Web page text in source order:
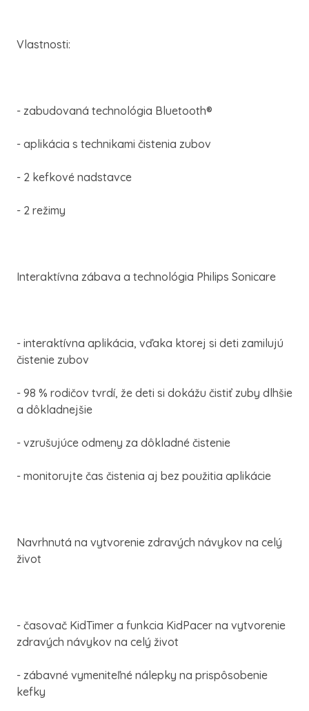
Vlastnosti:
- zabudovaná technológia Bluetooth®
- aplikácia s technikami čistenia zubov
- 2 kefkové nadstavce
- 2 režimy
Interaktívna zábava a technológia Philips Sonicare
- interaktívna aplikácia, vďaka ktorej si deti zamilujú
čistenie zubov
- 98 % rodičov tvrdí, že deti si dokážu čistiť zuby dlhšie
a dôkladnejšie
- vzrušujúce odmeny za dôkladné čistenie
- monitorujte čas čistenia aj bez použitia aplikácie
Navrhnutá na vytvorenie zdravých návykov na celý
život
- časovač KidTimer a funkcia KidPacer na vytvorenie
zdravých návykov na celý život
- zábavné vymeniteľné nálepky na prispôsobenie
kefky